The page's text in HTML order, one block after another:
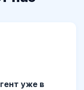
уже в